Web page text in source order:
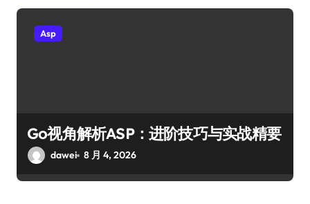
Asp
Go视角解析ASP：进阶技巧与实战精要
dawei 8 月 4, 2026